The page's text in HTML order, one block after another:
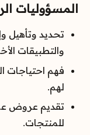
المسؤوليات
والتطبيقات
فهم احتياجات
لهم.
للمنتجات.